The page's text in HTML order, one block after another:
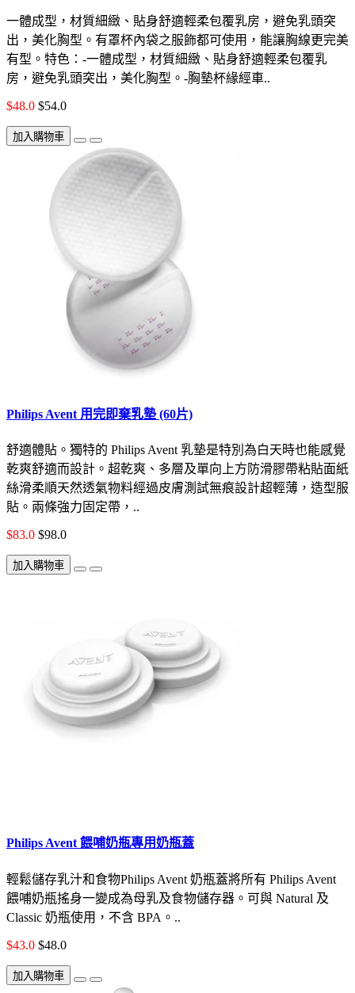
一體成型，材質細緻、貼身舒適輕柔包覆乳房，避免乳頭突
出，美化胸型。有罩杯內袋之服飾都可使用，能讓胸線更完美
有型。特色：-一體成型，材質細緻、貼身舒適輕柔包覆乳
房，避免乳頭突出，美化胸型。-胸墊杯緣經車..
$48.0 $54.0
加入購物車
Philips Avent 用完即棄乳墊 (60片)
舒適體貼。獨特的 Philips Avent 乳墊是特別為白天時也能感覺
乾爽舒適而設計。超乾爽、多層及單向上方防滑膠帶粘貼面紙
絲滑柔順天然透氣物料經過皮膚測試無痕設計超輕薄，造型服
貼。兩條強力固定帶，..
$83.0 $98.0
加入購物車
Philips Avent 餵哺奶瓶專用奶瓶蓋
輕鬆儲存乳汁和食物Philips Avent 奶瓶蓋將所有 Philips Avent
餵哺奶瓶搖身一變成為母乳及食物儲存器。可與 Natural 及
Classic 奶瓶使用，不含 BPA。..
$43.0 $48.0
加入購物車